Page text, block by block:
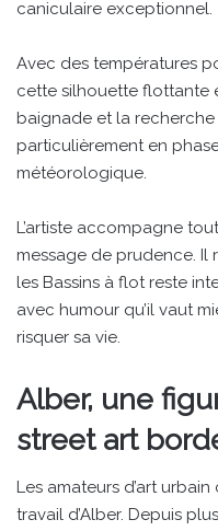
caniculaire exceptionnel.
Avec des températures
cette silhouette flottante
baignade et la recherche
particulièrement en
météorologique.
L’artiste accompagne
message de prudence.
les Bassins à flot reste
avec humour qu’il vaut
risquer sa vie.
Alber, une
street art
Les amateurs d’art
travail d’Alber. Depuis